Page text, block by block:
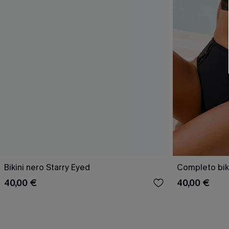
Bikini nero Starry Eyed
40,00 €
Completo
40,00 €